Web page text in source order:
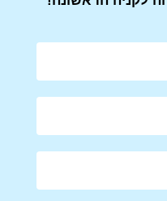
Share on Facebook
Mail This Product